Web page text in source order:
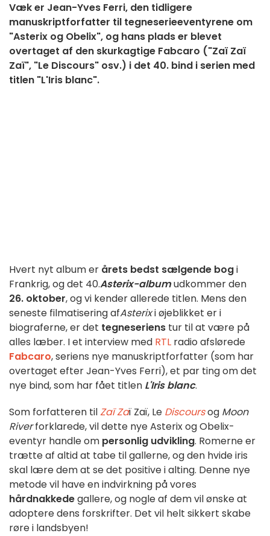
Væk er Jean-Yves Ferri, den tidligere
manuskriptforfatter til tegneserieeventyrene om
"Asterix og Obelix", og hans plads er blevet
overtaget af den skurkagtige Fabcaro ("Zaï Zaï
Zaï", "Le Discours" osv.) i det 40. bind i serien med
titlen "L'Iris blanc".
Hvert nyt album er årets bedst sælgende bogi
Frankrig, og det 40.Asterix-albumudkommer den
26. oktober, og vi kender allerede titlen. Mens den
seneste filmatisering afAsterixi øjeblikket er i
biograferne, er det tegneseriens tur til at være på
alles læber. I et interview med RTL radio afslørede
Fabcaro, seriens nye manuskriptforfatter (som har
overtaget efter Jean-Yves Ferri), et par ting om det
nye bind, som har fået titlen L'Iris blanc.
Som forfatteren tilZaï Zaï Zaï, Le Discoursog Moon
Riverforklarede, vil dette nye Asterix og Obelix-
eventyr handle om personlig udvikling. Romerne er
trætte af altid at tabe til gallerne, og den hvide iris
skal lære dem at se det positive i alting. Denne nye
metode vil have en indvirkning på vores
hårdnakkedegallere, og nogle af dem vil ønske at
adoptere dens forskrifter. Det vil helt sikkert skabe
røre i landsbyen!